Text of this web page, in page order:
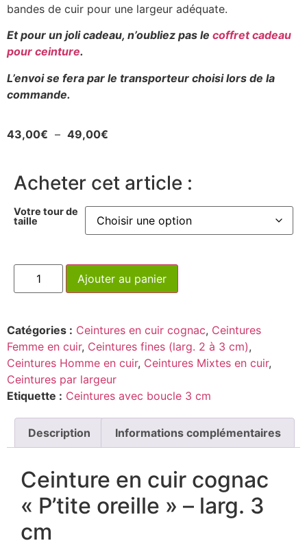
bandes de cuir pour une largeur adéquate.
Et pour un joli cadeau, n’oubliez pas le coffret cadeau
pour ceinture.
L’envoi se fera par le transporteur choisi lors de la
commande.
43,00€ – 49,00€
Acheter cet article :
Votre tour de
taille
Ajouter au panier
Catégories : Ceintures en cuir cognac, Ceintures
Femme en cuir, Ceintures fines (larg. 2 à 3 cm),
Ceintures Homme en cuir, Ceintures Mixtes en cuir,
Ceintures par largeur
Etiquette : Ceintures avec boucle 3 cm
Description Informations complémentaires
Ceinture en cuir cognac
« P’tite oreille » – larg. 3
cm